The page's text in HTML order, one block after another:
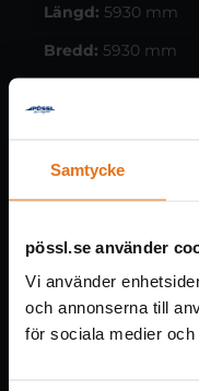
Samtycke
pössl.se använder
Vi använder
och annonserna till
för sociala medier
Längd: 5930 mm
Bredd: 5930 mm
Innertakshöjd:
Totalvikt:3500 kg
Tjänstevikt:3070 kg
Maxlast: kg